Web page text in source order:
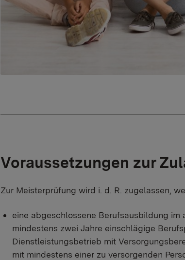
Voraussetzungen zur
Zur Meisterprüfung wird i. d. R. zugelassen,
eine abgeschlossene Berufsausbildung
mindestens zwei Jahre einschlägige
Dienstleistungsbetrieb mit
mit mindestens einer zu versorgenden